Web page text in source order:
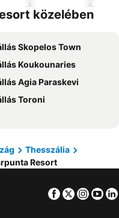
közelében
Skopelos Town
Koukounaries
Agia Paraskevi
Toroni
Thesszália
Resort
Facebook
Twitter